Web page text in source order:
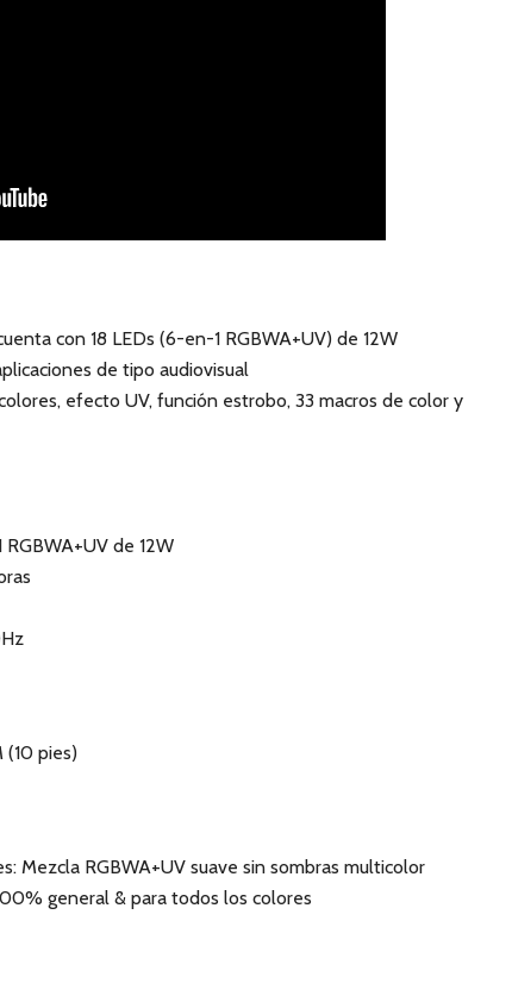
con 18 LEDs (6-en-1 RGBWA+UV) de 12W
de tipo audiovisual
efecto UV, función estrobo, 33 macros de color y
de 12W
(10 pies)
Mezcla RGBWA+UV suave sin sombras multicolor
general & para todos los colores